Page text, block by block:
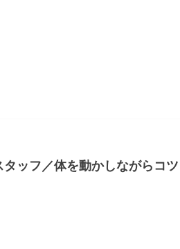
ッフ／体を動かしながらコ